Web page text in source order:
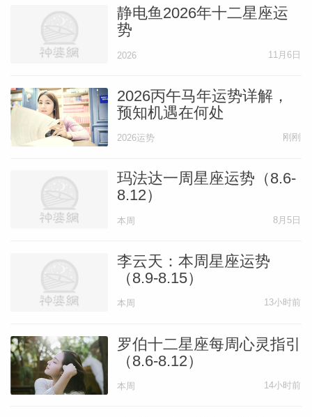
项目或新合作机会，但需避免信息过载。财
富运势可能因新项目有额外收入，但天王星
的波动性需谨慎管理。爱情运势单身：你的
静电鱼双鱼座一周运势（7.7-7.13）
事业运势土星逆行影响你的社交宫，可能重
新评估团队或职业目标，避免盲目跟从。财
富运势财务稳定，但可能因社交活动增加开
分冥王星...
[阅读全文]
静电鱼
星座运势专家
静电鱼2026年十二星座运
势
2026 11月6日
2026丙午马年运势详解，
预知机遇在何处
2026运势 刚刚
玛法达一周星座运势（8.6-
8.12）
本周 8月5日
李云天：本周星座运势
（8.9-8.15）
本周 13小时前
罗伯十二星座每周心灵指引
（8.6-8.12）
本周 14小时前